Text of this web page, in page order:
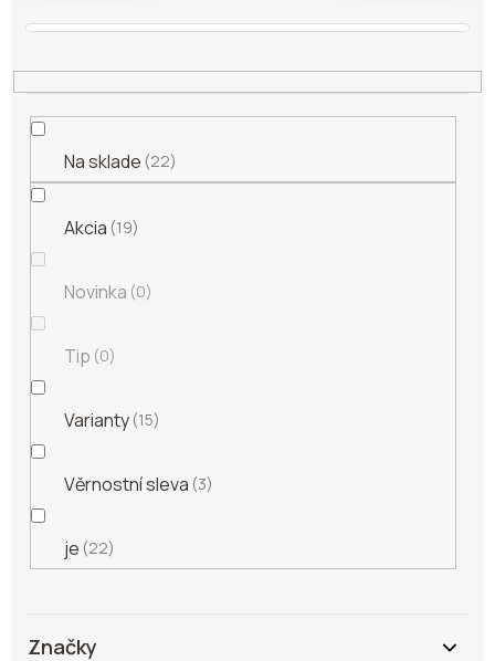
t
o
Na sklade 22
Akcia 19
Novinka 0
Tip 0
Varianty 15
Věrnostní sleva 3
je 22
Značky